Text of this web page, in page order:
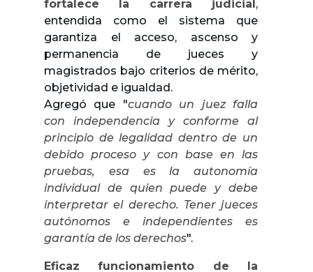
fortalece la carrera judicial,
entendida como el sistema que
garantiza el acceso, ascenso y
permanencia de jueces y
magistrados bajo criterios de mérito,
objetividad e igualdad.
Agregó que "cuando un juez falla
con independencia y conforme al
principio de legalidad dentro de un
debido proceso y con base en las
pruebas, esa es la autonomía
individual de quien puede y debe
interpretar el derecho. Tener jueces
autónomos e independientes es
garantía de los derechos".
Eficaz funcionamiento de la